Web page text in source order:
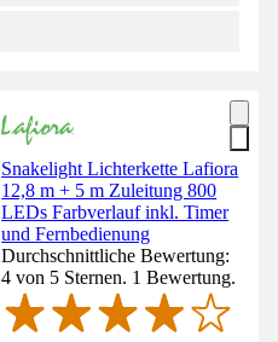
Snakelight Lichterkette Lafiora
12,8 m + 5 m Zuleitung 800
LEDs Farbverlauf inkl. Timer
und Fernbedienung
Durchschnittliche Bewertung:
4 von 5 Sternen. 1 Bewertung.